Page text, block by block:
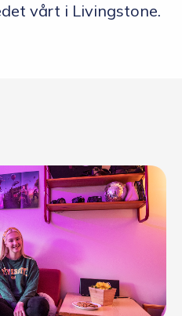
vårt i Livingstone.